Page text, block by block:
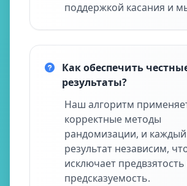
поддержкой касания и
Как обеспечить
результаты?
Наш алгоритм
корректные методы
рандомизации, и каждый
результат независим,
исключает предвзятость
предсказуемость.